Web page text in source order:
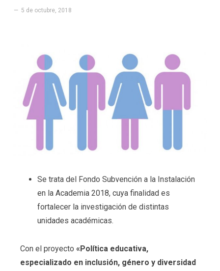
5 de octubre, 2018
Se trata del Fondo Subvención a la Instalación
en la Academia 2018, cuya finalidad es
fortalecer la investigación de distintas
unidades académicas.
Con el proyecto «Política educativa,
especializado en inclusión, género y diversidad